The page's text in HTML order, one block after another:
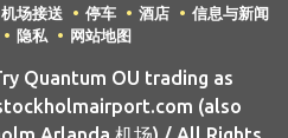
机场接送 停车 酒店
信息与新闻
隐私 网站地图
Quantum OU trading as
(also